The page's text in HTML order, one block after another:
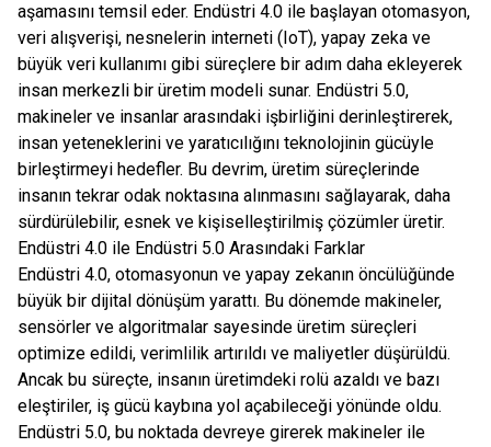
aşamasını temsil eder. Endüstri 4.0 ile başlayan otomasyon,
veri alışverişi, nesnelerin interneti (IoT), yapay zeka ve
büyük veri kullanımı gibi süreçlere bir adım daha ekleyerek
insan merkezli bir üretim modeli sunar. Endüstri 5.0,
makineler ve insanlar arasındaki işbirliğini derinleştirerek,
insan yeteneklerini ve yaratıcılığını teknolojinin gücüyle
birleştirmeyi hedefler. Bu devrim, üretim süreçlerinde
insanın tekrar odak noktasına alınmasını sağlayarak, daha
sürdürülebilir, esnek ve kişiselleştirilmiş çözümler üretir.
Endüstri 4.0 ile Endüstri 5.0 Arasındaki Farklar
Endüstri 4.0, otomasyonun ve yapay zekanın öncülüğünde
büyük bir dijital dönüşüm yarattı. Bu dönemde makineler,
sensörler ve algoritmalar sayesinde üretim süreçleri
optimize edildi, verimlilik artırıldı ve maliyetler düşürüldü.
Ancak bu süreçte, insanın üretimdeki rolü azaldı ve bazı
eleştiriler, iş gücü kaybına yol açabileceği yönünde oldu.
Endüstri 5.0, bu noktada devreye girerek makineler ile